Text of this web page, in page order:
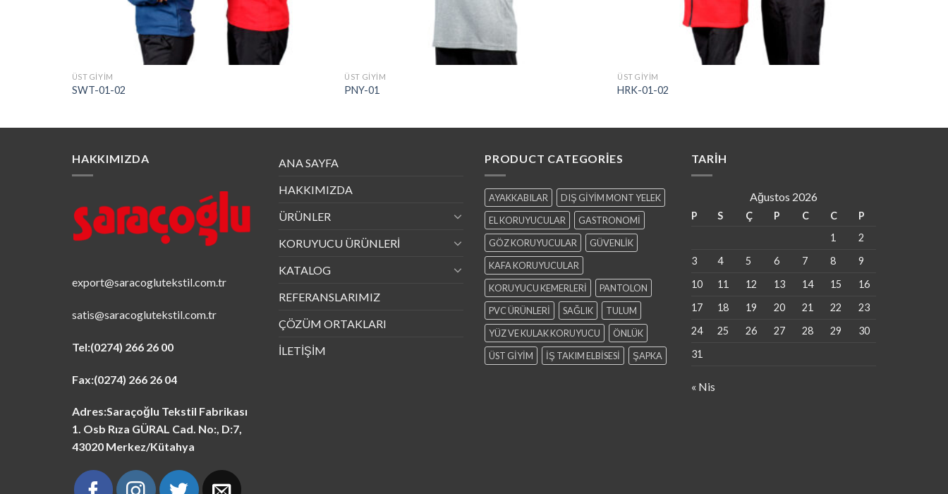
ÜST GİYİM
SWT-01-02
ÜST GİYİM
PNY-01
ÜST GİYİM
HRK-01-02
HAKKIMIZDA
export@saracoglutekstil.com.tr
satis@saracoglutekstil.com.tr
Tel:(0274) 266 26 00
Fax:(0274) 266 26 04
Adres:Saraçoğlu Tekstil Fabrikası
1. Osb Rıza GÜRAL Cad. No:, D:7,
43020 Merkez/Kütahya
ANA SAYFA
HAKKIMIZDA
ÜRÜNLER
KORUYUCU ÜRÜNLERİ
KATALOG
REFERANSLARIMIZ
ÇÖZÜM ORTAKLARI
İLETİŞİM
PRODUCT CATEGORIES
AYAKKABILAR
DIŞ GİYİM MONT YELEK
EL KORUYUCULAR
GASTRONOMİ
GÖZ KORUYUCULAR
GÜVENLİK
KAFA KORUYUCULAR
KORUYUCU KEMERLERİ
PANTOLON
PVC ÜRÜNLERİ
SAĞLIK
TULUM
YÜZ VE KULAK KORUYUCU
ÖNLÜK
ÜST GİYİM
İŞ TAKIM ELBİSESİ ŞAPKA
TARIH
Ağustos 2026
P S Ç P C C
P
1
2
3
4 5 6 7 8
9
10
11 12 13 14 15
16
17
18 19 20 21 22
23
24
25 26 27 28 29
30
31
« Nis